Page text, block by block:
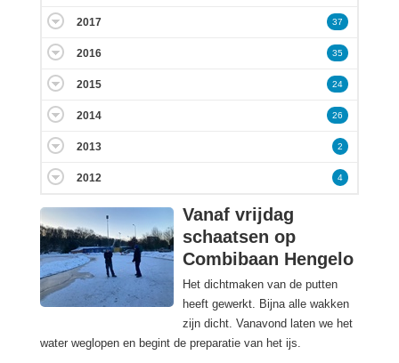
Vanaf vrijdag
schaatsen op
Combibaan Hengelo
Het dichtmaken van de putten
heeft gewerkt. Bijna alle wakken
zijn dicht. Vanavond laten we het
water weglopen en begint de preparatie van het ijs.
2017 37
2016 35
2015 24
2014 26
2013 2
2012 4